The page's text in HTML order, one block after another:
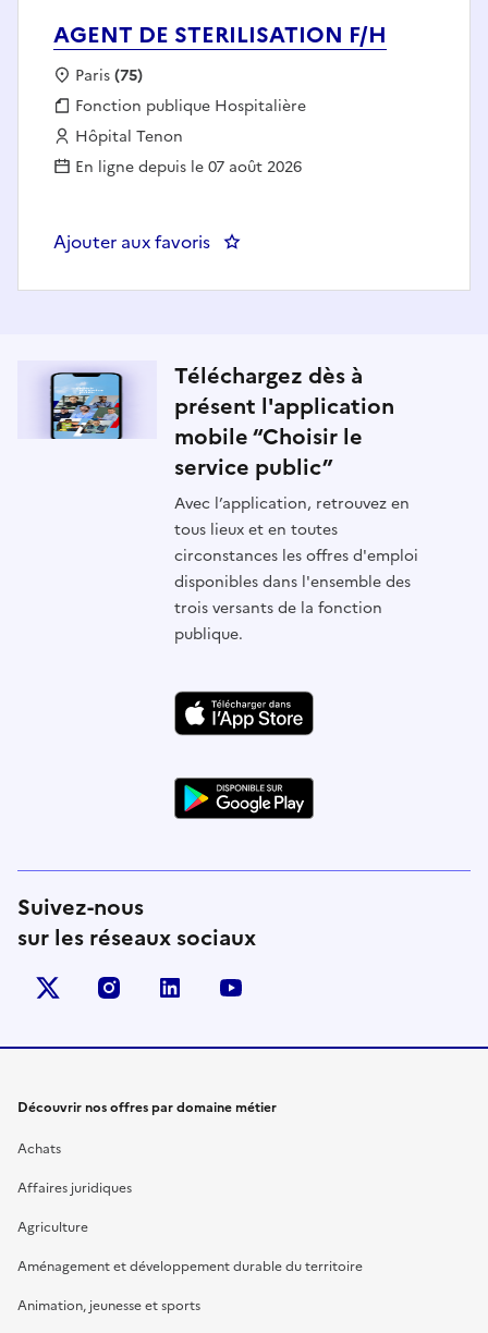
AGENT DE STERILISATION F/H
Localisation :
Paris(75)
Fonction publique :
Fonction publique Hospitalière
Employeur :
Hôpital Tenon
En ligne depuis le 07 août 2026
Ajouter aux favoris : AGENT DE STERILISATION F/H
Téléchargez dès à
présent l'application
mobile “Choisir le
service public”
Avec l’application, retrouvez en
tous lieux et en toutes
circonstances les offres d'emploi
disponibles dans l'ensemble des
trois versants de la fonction
publique.
Suivez-nous
sur les réseaux sociaux
X (anciennement Twitter)
instagramlinkedin
Découvrir nos offres par domaine métier
Achats
Affaires juridiques
Agriculture
Aménagement et développement durable du territoire
Animation, jeunesse et sports